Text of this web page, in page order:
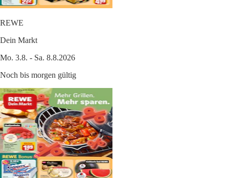
REWE
Dein Markt
Mo. 3.8. - Sa. 8.8.2026
Noch bis morgen gültig